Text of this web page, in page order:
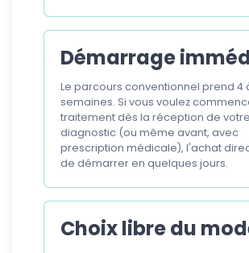
Démarrage
Le parcours conventionnel prend 4
semaines. Si vous voulez
traitement dès la réception de votre
diagnostic (ou même avant, avec
prescription médicale), l'achat
de démarrer en quelques jours.
Choix libre du